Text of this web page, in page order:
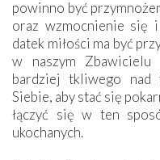
powinno być
oraz wzmocnienie się
datek miłości ma być
w naszym
bardziej tkliwego nad
Siebie, aby stać się
łączyć się w ten
ukochanych.